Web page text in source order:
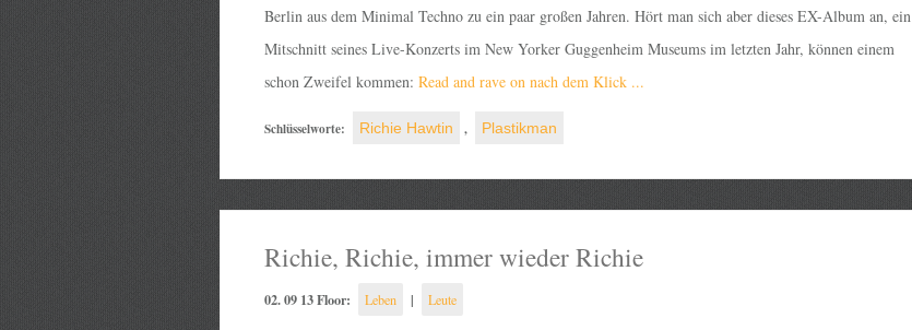
Berlin aus dem Minimal Techno zu ein paar großen Jahren. Hört man sich aber dieses EX-Album an, ein
Mitschnitt seines Live-Konzerts im New Yorker Guggenheim Museums im letzten Jahr, können einem
schon Zweifel kommen: Read and rave on nach dem Klick ...
Schlüsselworte: Richie Hawtin , Plastikman
Richie, Richie, immer wieder Richie
02. 09 13 Floor: Leben | Leute